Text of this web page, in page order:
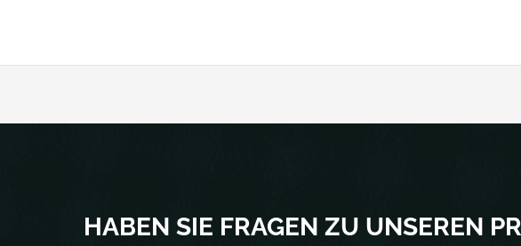
HABEN SIE FRAGEN ZU UNSEREN